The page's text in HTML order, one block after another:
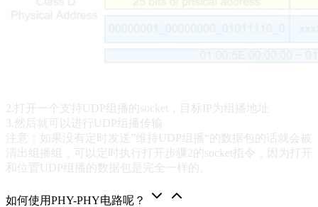
2.打开一个支持UDP组播的socket，目标IP为组播地址
3.然后就可以进行UDP组播传输
注意：如果没有定时发送”维持UDP组播“的数据包的话就会被
清出组播组，可以定时执行打开步骤2的socket指令，因为打开
和位置UDP组播的数据包是完全一样的。
如何使用PHY-PHY电路呢？